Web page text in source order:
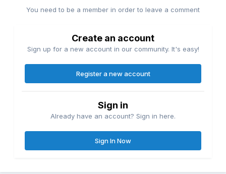
You need to be a member in order to leave a comment
Create an account
Sign up for a new account in our community. It's easy!
Register a new account
Sign in
Already have an account? Sign in here.
Sign In Now